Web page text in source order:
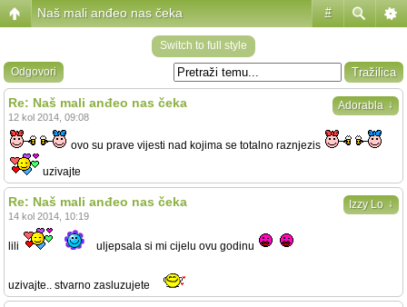
#
Naš mali anđeo nas čeka
Switch to full style
Odgovori
Adorabla ↓
Re: Naš mali anđeo nas čeka
12 kol 2014, 09:08
ovo su prave vijesti nad kojima se totalno raznjezis
uzivajte
Izzy Lo ↓
Re: Naš mali anđeo nas čeka
14 kol 2014, 10:19
lili uljepsala si mi cijelu ovu godinu
uzivajte.. stvarno zasluzujete